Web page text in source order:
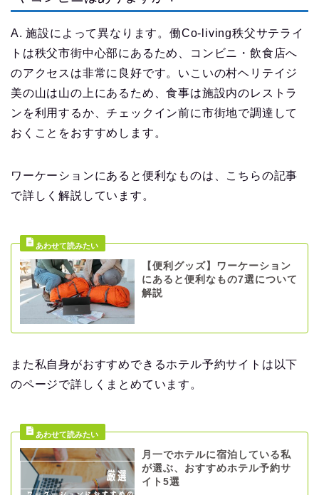
A. 施設によって異なります。働Co-living秩父サテライ
トは秩父市街中心部にあるため、コンビニ・飲食店へ
のアクセスは非常に良好です。いこいの村ヘリテイジ
美の山は山の上にあるため、食事は施設内のレストラ
ンを利用するか、チェックイン前に市街地で調達して
おくことをおすすめします。
ワーケーションにあると便利なものは、こちらの記事
で詳しく解説しています。
【便利グッズ】ワーケーション
にあると便利なもの7選について
解説
また私自身がおすすめできるホテル予約サイトは以下
のページで詳しくまとめています。
月一でホテルに宿泊している私
が選ぶ、おすすめホテル予約サ
イト5選